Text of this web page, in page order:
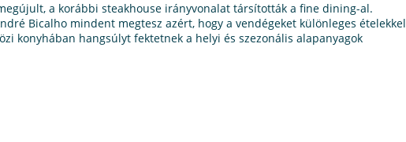
a korábbi steakhouse irányvonalat társították a fine dining-al.
Bicalho mindent megtesz azért, hogy a vendégeket különleges ételekkel
konyhában hangsúlyt fektetnek a helyi és szezonális alapanyagok